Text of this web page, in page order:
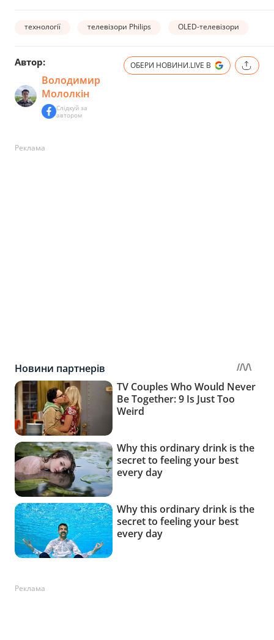
технології телевізори Philips OLED-телевізори
Автор:
Володимир
Мололкін
Слідкуй за
автором
ОБЕРИ НОВИНИ.LIVE В
Реклама
Реклама